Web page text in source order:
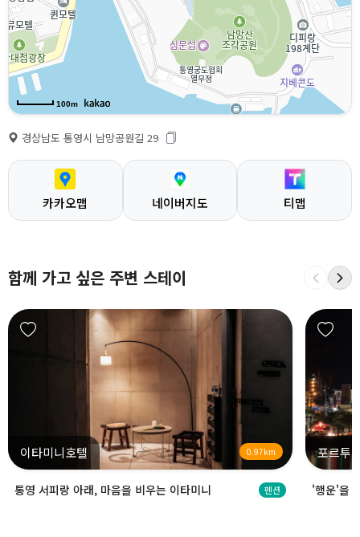
100m
경상남도 통영시 남망공원길 29
카카오맵 네이버지도 티맵
함께 가고 싶은 주변 스테이
이타미니호텔 0.97km
통영 서피랑 아래, 마음을 비우는 이타미니 펜션
포르투
'행운'을